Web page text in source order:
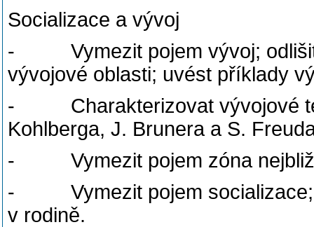
Socializace a vývoj
- Vymezit pojem vývoj; odlišit
vývojové oblasti; uvést příklady
- Charakterizovat vývojové
Kohlberga, J. Brunera a S.
- Vymezit pojem zóna
- Vymezit pojem socializace;
v rodině.